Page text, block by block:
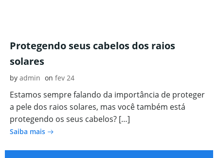
Protegendo seus cabelos dos raios
solares
by admin on fev 24
Estamos sempre falando da importância de proteger
a pele dos raios solares, mas você também está
protegendo os seus cabelos? […]
Saiba mais